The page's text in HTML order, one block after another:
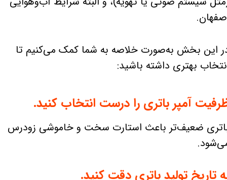
آمپر باتری را درست انتخاب کنید.
ضعیف‌تر باعث استارت سخت و خاموشی زودرس
این بخش به‌صورت خلاصه به شما کمک می‌کنیم تا
بهتری داشته باشید:
تاریخ تولید باتری دقت کنید.